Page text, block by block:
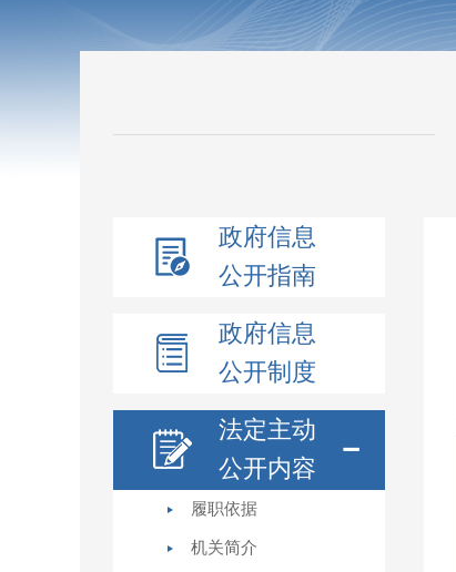
政府信息
公开指南
政府信息
公开制度
法定主动
公开内容
履职依据
机关简介